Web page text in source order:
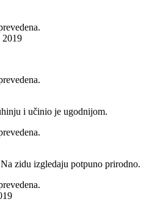
2019
i učinio je ugodnijom.
zidu izgledaju potpuno prirodno.